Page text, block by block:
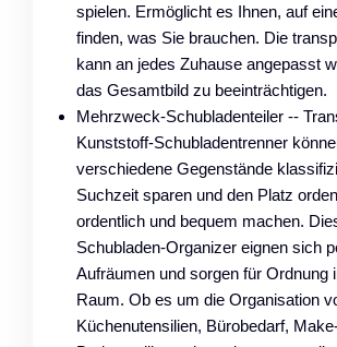
spielen. Ermöglicht es Ihnen, auf
finden, was Sie brauchen. Die
kann an jedes Zuhause angepasst
das Gesamtbild zu beeinträchtigen.
Mehrzweck-Schubladenteiler --
Kunststoff-Schubladentrenner
verschiedene Gegenstände
Suchzeit sparen und den Platz
ordentlich und bequem machen.
Schubladen-Organizer eignen sich
Aufräumen und sorgen für Ordnung
Raum. Ob es um die Organisation
Küchenutensilien, Bürobedarf,